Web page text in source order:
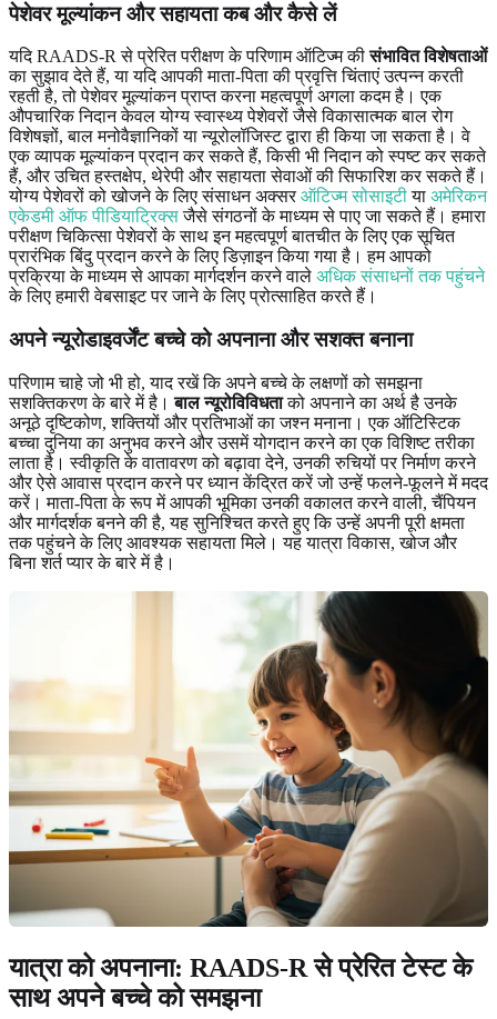
पेशेवर मूल्यांकन और सहायता कब और कैसे लें
यदि RAADS-R से प्रेरित परीक्षण के परिणाम ऑटिज्म कीसंभावित विशेषताओं
का सुझाव देते हैं, या यदि आपकी माता-पिता की प्रवृत्ति चिंताएं उत्पन्न करती
रहती है, तो पेशेवर मूल्यांकन प्राप्त करना महत्वपूर्ण अगला कदम है। एक
औपचारिक निदान केवल योग्य स्वास्थ्य पेशेवरों जैसे विकासात्मक बाल रोग
विशेषज्ञों, बाल मनोवैज्ञानिकों या न्यूरोलॉजिस्ट द्वारा ही किया जा सकता है। वे
एक व्यापक मूल्यांकन प्रदान कर सकते हैं, किसी भी निदान को स्पष्ट कर सकते
हैं, और उचित हस्तक्षेप, थेरेपी और सहायता सेवाओं की सिफारिश कर सकते हैं।
योग्य पेशेवरों को खोजने के लिए संसाधन अक्सरऑटिज्म सोसाइटीया अमेरिकन
एकेडमी ऑफ पीडियाट्रिक्सजैसे संगठनों के माध्यम से पाए जा सकते हैं। हमारा
परीक्षण चिकित्सा पेशेवरों के साथ इन महत्वपूर्ण बातचीत के लिए एक सूचित
प्रारंभिक बिंदु प्रदान करने के लिए डिज़ाइन किया गया है। हम आपको
प्रक्रिया के माध्यम से आपका मार्गदर्शन करने वाले अधिक संसाधनों तक पहुंचने
के लिए हमारी वेबसाइट पर जाने के लिए प्रोत्साहित करते हैं।
अपने न्यूरोडाइवर्जेंट बच्चे को अपनाना और सशक्त बनाना
परिणाम चाहे जो भी हो, याद रखें कि अपने बच्चे के लक्षणों को समझना
सशक्तिकरण के बारे में है।बाल न्यूरोविविधताको अपनाने का अर्थ है उनके
अनूठे दृष्टिकोण, शक्तियों और प्रतिभाओं का जश्न मनाना। एक ऑटिस्टिक
बच्चा दुनिया का अनुभव करने और उसमें योगदान करने का एक विशिष्ट तरीका
लाता है। स्वीकृति के वातावरण को बढ़ावा देने, उनकी रुचियों पर निर्माण करने
और ऐसे आवास प्रदान करने पर ध्यान केंद्रित करें जो उन्हें फलने-फूलने में मदद
करें। माता-पिता के रूप में आपकी भूमिका उनकी वकालत करने वाली, चैंपियन
और मार्गदर्शक बनने की है, यह सुनिश्चित करते हुए कि उन्हें अपनी पूरी क्षमता
तक पहुंचने के लिए आवश्यक सहायता मिले। यह यात्रा विकास, खोज और
बिना शर्त प्यार के बारे में है।
यात्रा को अपनाना: RAADS-R से प्रेरित टेस्ट के
साथ अपने बच्चे को समझना